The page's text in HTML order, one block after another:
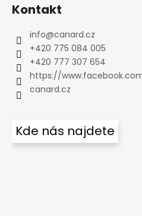
Kontakt
info@canard.cz
+420 775 084 005
+420 777 307 654
https://
canard.cz
Kde nás najdete